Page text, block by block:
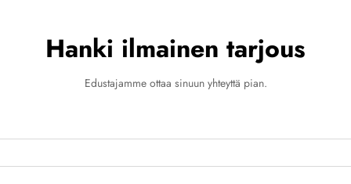
Hanki ilmainen tarjous
Edustajamme ottaa sinuun yhteyttä pian.